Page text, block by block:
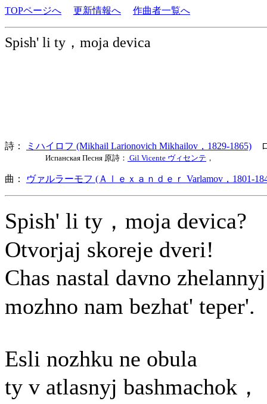
TOPページへ 更新情報へ 作曲者一覧へ
Spish' li ty，moja devica
詩： ミハイロフ (Mikhail Larionovich Mikhailov，1829-1865)
Испанская Песня 原詩： Gil Vicente ヴィセンテ ，
曲： ヴァルラーモフ (Ａｌｅｘａｎｄｅｒ Varlamov，1801-
Spish' li ty，moja devica?
Otvorjaj skoreje dveri!
Chas nastal davno
mozhno nam bezhat' teper'.
Esli nozhku ne obula
ty v atlasnyj bashmachok，